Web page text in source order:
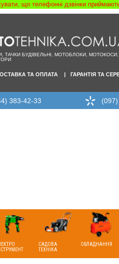
що телефонні дзвінки
ТАЧКИ БУДІВЕЛЬНІ, МОТОБЛОКИ, МОТОКОСИ,
ТА ОПЛАТА ГАРАНТІЯ ТА
383-42-33
САДОВА
ТЕХНІКА
ОБЛАДНАННЯ